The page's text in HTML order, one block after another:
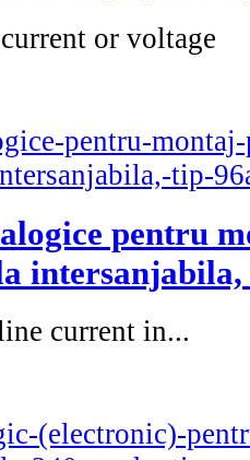
or voltage
pentru
current in...